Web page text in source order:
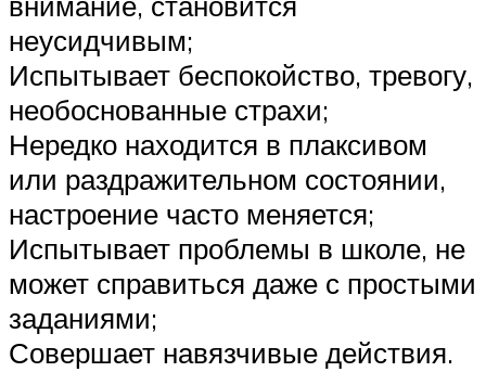
неусидчивым;
Испытывает беспокойство, тревогу,
необоснованные страхи;
Нередко находится в плаксивом
или раздражительном состоянии,
настроение часто меняется;
Испытывает проблемы в школе, не
может справиться даже с простыми
заданиями;
Совершает навязчивые действия.